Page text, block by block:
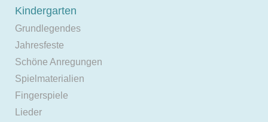
Kindergarten
Grundlegendes
Jahresfeste
Schöne Anregungen
Spielmaterialien
Fingerspiele
Lieder